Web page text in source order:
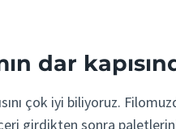
dar
çok iyi biliyoruz.
girdikten sonra